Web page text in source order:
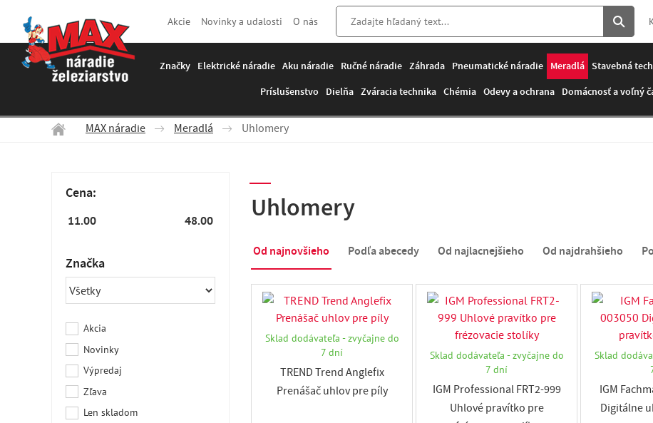
Akcie Novinky a udalosti O nás
Značky Elektrické náradie Aku náradie Ručné náradie Záhrada Pneumatické náradie Meradlá Stavebná
Príslušenstvo
Dielňa Zváracia technika Chémia Odevy a ochrana Domácnosť a voľný
MAX náradie Meradlá Uhlomery
Cena:
Značka
Akcia
Novinky
Výpredaj
Zľava
Len skladom
Uhlomery
Od najnovšieho Podľa abecedy Od najlacnejšieho Od najdrahšieho
Sklad dodávateľa - zvyčajne do
7 dní
TREND Trend Anglefix
Prenášač uhlov pre píly
Sklad dodávateľa - zvyčajne do
7 dní
IGM Professional FRT2-999
Uhlové pravítko pre
Sklad
IGM
Digitálne